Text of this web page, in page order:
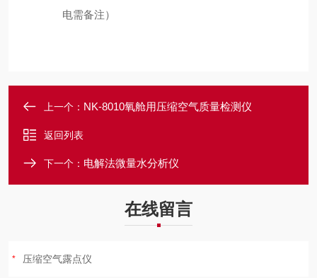
电需备注）
上一个： NK-8010氧舱用压缩空气质量检测仪
返回列表
下一个： 电解法微量水分析仪
在线留言